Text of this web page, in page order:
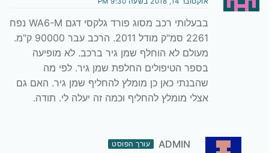
בבעלותי רכב מסוג פורד גלקסי דגם WA6-M נפח
2261 סמ"ק מודל 2011. הרכב עבר 90000 ק"מ.
מעולם לא הוחלף שמן גיר ברכב. לא מופיעה
בספר הטיפולים החלפת שמן גיר. לפי מה
שהבנתי כאן כן מומלץ להחליף שמן גיר. האם גם
אצלי מומלץ להחליף וכמה זה יעלה לי. תודה.
ADMIN עורך הפוסט